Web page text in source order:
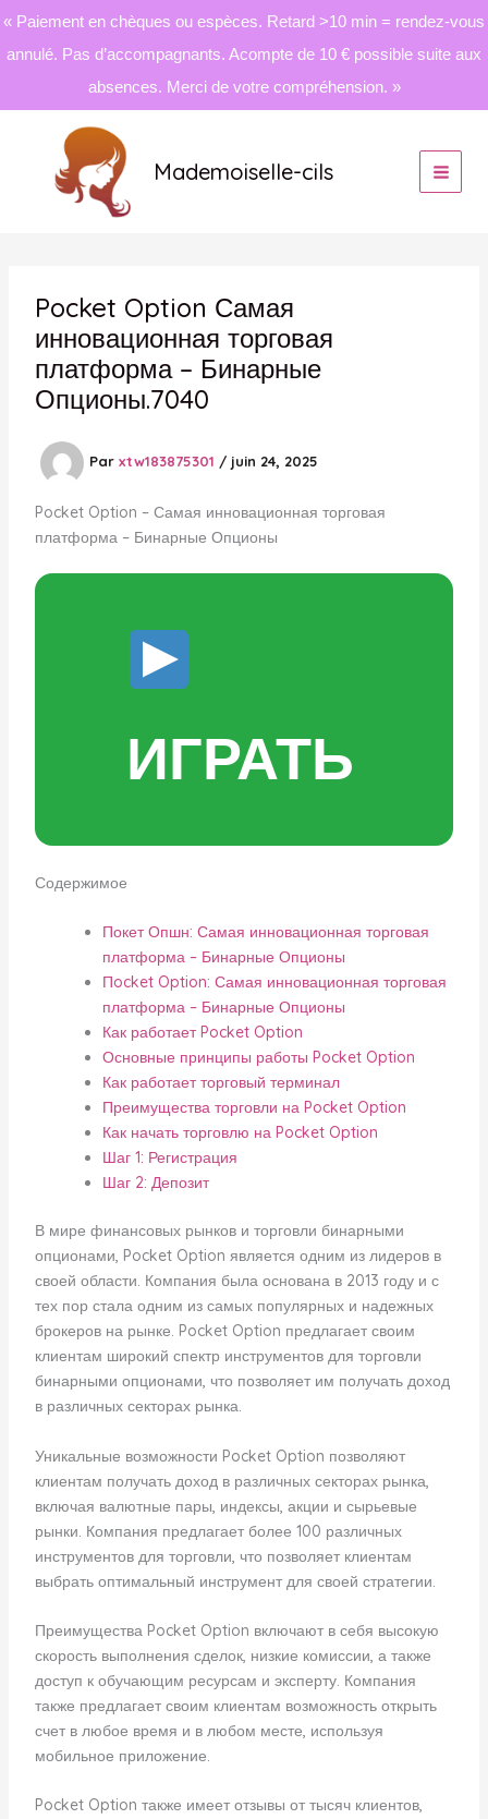
« Paiement en chèques ou espèces. Retard >10 min = rendez-vous
annulé. Pas d’accompagnants. Acompte de 10 € possible suite aux
absences. Merci de votre compréhension. »
contenu
Mademoiselle-cils
Pocket Option Самая
инновационная торговая
платформа – Бинарные
Опционы.7040
Par xtw183875301 / juin 24, 2025
Pocket Option – Самая инновационная торговая
платформа – Бинарные Опционы
ИГРАТЬ
Содержимое
Покет Опшн: Самая инновационная торговая
платформа – Бинарные Опционы
Пocket Option: Самая инновационная торговая
платформа – Бинарные Опционы
Как работает Pocket Option
Основные принципы работы Pocket Option
Как работает торговый терминал
Преимущества торговли на Pocket Option
Как начать торговлю на Pocket Option
Шаг 1: Регистрация
Шаг 2: Депозит
В мире финансовых рынков и торговли бинарными
опционами, Pocket Option является одним из лидеров в
своей области. Компания была основана в 2013 году и с
тех пор стала одним из самых популярных и надежных
брокеров на рынке. Pocket Option предлагает своим
клиентам широкий спектр инструментов для торговли
бинарными опционами, что позволяет им получать доход
в различных секторах рынка.
Уникальные возможности Pocket Option позволяют
клиентам получать доход в различных секторах рынка,
включая валютные пары, индексы, акции и сырьевые
рынки. Компания предлагает более 100 различных
инструментов для торговли, что позволяет клиентам
выбрать оптимальный инструмент для своей стратегии.
Преимущества Pocket Option включают в себя высокую
скорость выполнения сделок, низкие комиссии, а также
доступ к обучающим ресурсам и эксперту. Компания
также предлагает своим клиентам возможность открыть
счет в любое время и в любом месте, используя
мобильное приложение.
Pocket Option также имеет отзывы от тысяч клиентов,